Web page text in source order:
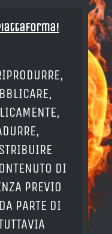
DI
PREVIO
PARTE DI